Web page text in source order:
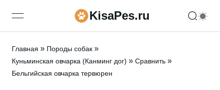
open navigation menuKisaPes.ru
Главная » Породы собак »
Куньминская овчарка (Канминг дог) » Сравнить »
Бельгийская овчарка тервюрен